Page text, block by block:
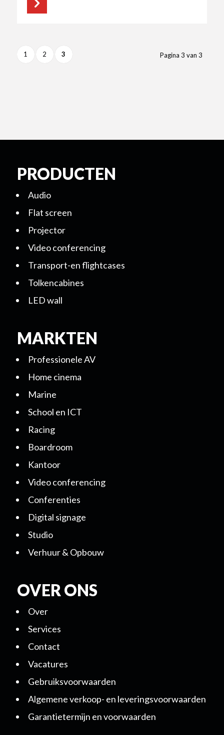
Pagina 3 van 3
1 2 3
PRODUCTEN
Audio
Flat screen
Projector
Video conferencing
Transport-en flightcases
Tolkencabines
LED wall
MARKTEN
Professionele AV
Home cinema
Marine
School en ICT
Racing
Boardroom
Kantoor
Video conferencing
Conferenties
Digital signage
Studio
Verhuur & Opbouw
OVER ONS
Over
Services
Contact
Vacatures
Gebruiksvoorwaarden
Algemene verkoop- en leveringsvoorwaarden
Garantietermijn en voorwaarden